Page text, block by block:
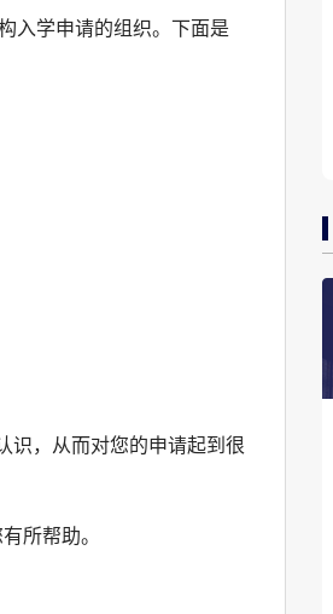
入学申请的组织。下面是
识，从而对您的申请起到很
所帮助。